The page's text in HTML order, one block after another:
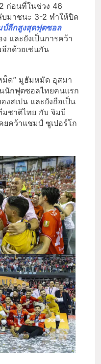
ก่อนที่ในช่วง 46
มาชนะ 3-2 ทำให้ปิด
ป์ลีกสูงสุดฟุตซอล
และยังเป็นการคว้า
กด้วยเช่นกัน
ม็ด” มูฮัมหมัด อุสมา
นักฟุตซอลไทยคนแรก
สเปน และยังถือเป็น
ชาติไทย กับ จิมบี
ยคว้าแชมป์ ซูเปอร์โก